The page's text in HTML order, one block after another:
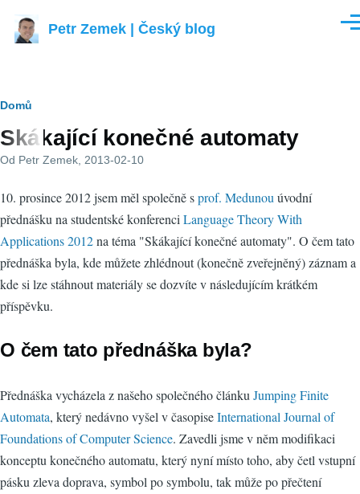
Petr Zemek | Český blog
Drobečková
navigace
Domů
Skákající konečné automaty
Od Petr Zemek , 2013-02-10
10. prosince 2012 jsem měl společně sprof. Medunou úvodní
přednášku na studentské konferenci Language Theory With
Applications 2012na téma "Skákající konečné automaty". O čem tato
přednáška byla, kde můžete zhlédnout (konečně zveřejněný) záznam a
kde si lze stáhnout materiály se dozvíte v následujícím krátkém
příspěvku.
O čem tato přednáška byla?
Přednáška vycházela z našeho společného článku Jumping Finite
Automata, který nedávno vyšel v časopiseInternational Journal of
Foundations of Computer Science. Zavedli jsme v něm modifikaci
konceptu konečného automatu, který nyní místo toho, aby četl vstupní
pásku zleva doprava, symbol po symbolu, tak může po přečtení